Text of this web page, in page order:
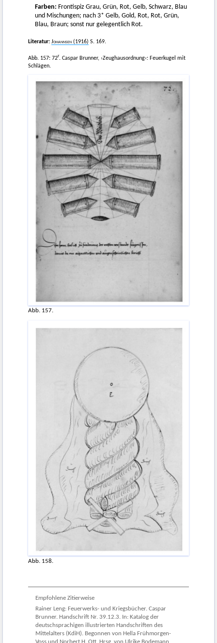
Farben: Frontispiz Grau, Grün, Rot, Gelb, Schwarz, Blau
und Mischungen; nach 3* Gelb, Gold, Rot, Rot, Grün,
Blau, Braun; sonst nur gelegentlich Rot.
Literatur: Johannsen (1916) S. 169.
Abb. 157: 72r. Caspar Brunner, ›Zeughausordnung‹: Feuerkugel mit
Schlägen.
Abb. 157.
Abb. 158.
Empfohlene Zitierweise
Rainer Leng: Feuerwerks- und Kriegsbücher. Caspar
Brunner. Handschrift Nr. 39.12.3. In: Katalog der
deutschsprachigen illustrierten Handschriften des
Mittelalters (KdiH). Begonnen von Hella Frühmorgen-